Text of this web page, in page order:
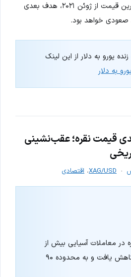
سطح ۱.۱۹۱۸ به‌عنوان بالاترین قیمت از ژوئن ۲۰۲۱، هدف بعدی
صعودی خواهد بود.
یورو به دلار از این لینک
به دلار
از ۲ درصدی قیمت نقره؛ عقب‌نشینی
XAG/USD، اقتصادی
در معاملات آسیایی بیش از
۲ درصد کاهش یافت و به محدوده ۹۰